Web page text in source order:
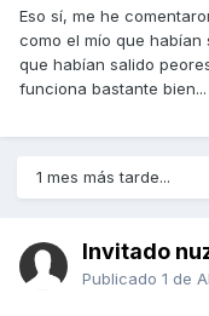
Eso sí, me he
como el mío que habían
que habían salido
funciona bastante bien...
1 mes más tarde...
Invitado
Publicado 1 de